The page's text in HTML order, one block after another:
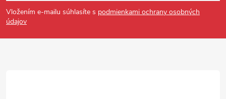
Vložením e-mailu súhlasíte s podmienkami ochrany osobných
údajov